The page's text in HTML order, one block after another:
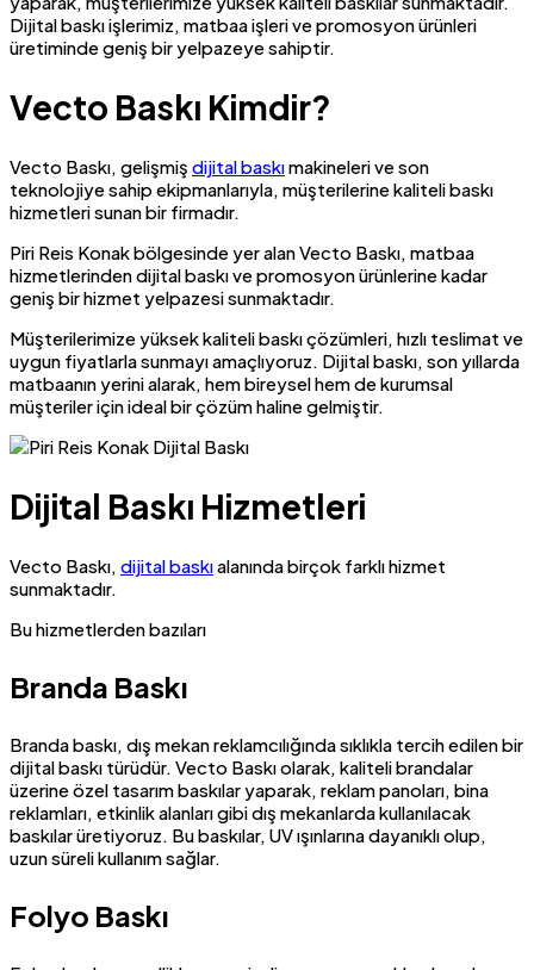
Dijital baskı işlerimiz, matbaa işleri ve promosyon ürünleri
üretiminde geniş bir yelpazeye sahiptir.
Vecto Baskı Kimdir?
Vecto Baskı, gelişmiş dijital baskımakineleri ve son
teknolojiye sahip ekipmanlarıyla, müşterilerine kaliteli baskı
hizmetleri sunan bir firmadır.
Piri Reis Konak bölgesinde yer alan Vecto Baskı, matbaa
hizmetlerinden dijital baskı ve promosyon ürünlerine kadar
geniş bir hizmet yelpazesi sunmaktadır.
Müşterilerimize yüksek kaliteli baskı çözümleri, hızlı teslimat ve
uygun fiyatlarla sunmayı amaçlıyoruz. Dijital baskı, son yıllarda
matbaanın yerini alarak, hem bireysel hem de kurumsal
müşteriler için ideal bir çözüm haline gelmiştir.
Dijital Baskı Hizmetleri
Vecto Baskı, dijital baskıalanında birçok farklı hizmet
sunmaktadır.
Bu hizmetlerden bazıları
Branda Baskı
Branda baskı, dış mekan reklamcılığında sıklıkla tercih edilen bir
dijital baskı türüdür. Vecto Baskı olarak, kaliteli brandalar
üzerine özel tasarım baskılar yaparak, reklam panoları, bina
reklamları, etkinlik alanları gibi dış mekanlarda kullanılacak
baskılar üretiyoruz. Bu baskılar, UV ışınlarına dayanıklı olup,
uzun süreli kullanım sağlar.
Folyo Baskı